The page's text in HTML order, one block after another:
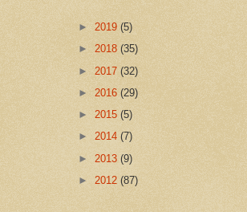
► 2019 (5)
► 2018 (35)
► 2017 (32)
► 2016 (29)
► 2015 (5)
► 2014 (7)
► 2013 (9)
► 2012 (87)